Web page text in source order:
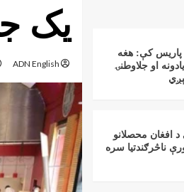
یک
ADN English
پاریس کې: هغه
او جلاوطنۍ
افغان محصلانو
ناڅرګندتیا سره